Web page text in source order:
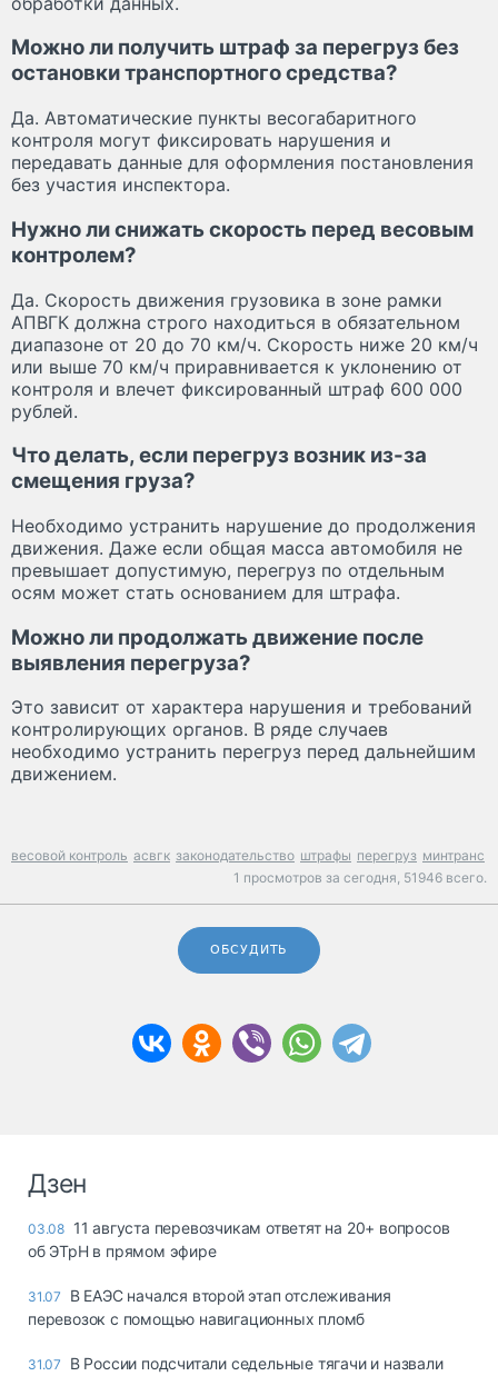
Можно ли получить штраф за перегруз без
остановки транспортного средства?
Да. Автоматические пункты весогабаритного
контроля могут фиксировать нарушения и
передавать данные для оформления постановления
без участия инспектора.
Нужно ли снижать скорость перед весовым
контролем?
Да. Скорость движения грузовика в зоне рамки
АПВГК должна строго находиться в обязательном
диапазоне от 20 до 70 км/ч. Скорость ниже 20 км/ч
или выше 70 км/ч приравнивается к уклонению от
контроля и влечет фиксированный штраф 600 000
рублей.
Что делать, если перегруз возник из-за
смещения груза?
Необходимо устранить нарушение до продолжения
движения. Даже если общая масса автомобиля не
превышает допустимую, перегруз по отдельным
осям может стать основанием для штрафа.
Можно ли продолжать движение после
выявления перегруза?
Это зависит от характера нарушения и требований
контролирующих органов. В ряде случаев
необходимо устранить перегруз перед дальнейшим
движением.
весовой контроль асвгк законодательство штрафы перегруз минтранс
1 просмотров за сегодня, 51946 всего.
ОБСУДИТЬ
Дзен
03.08 11 августа перевозчикам ответят на 20+ вопросов
об ЭТрН в прямом эфире
31.07
В ЕАЭС начался второй этап отслеживания
перевозок с помощью навигационных пломб
31.07
В России подсчитали седельные тягачи и назвали